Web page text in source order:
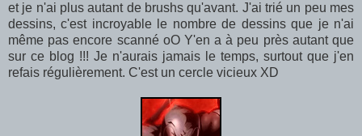
et je n'ai plus autant de brushs qu'avant. J'ai trié un peu mes
dessins, c'est incroyable le nombre de dessins que je n'ai
même pas encore scanné oO Y'en a à peu près autant que
sur ce blog !!! Je n'aurais jamais le temps, surtout que j'en
refais régulièrement. C'est un cercle vicieux XD